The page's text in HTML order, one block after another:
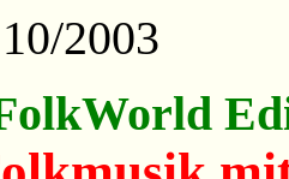
2003